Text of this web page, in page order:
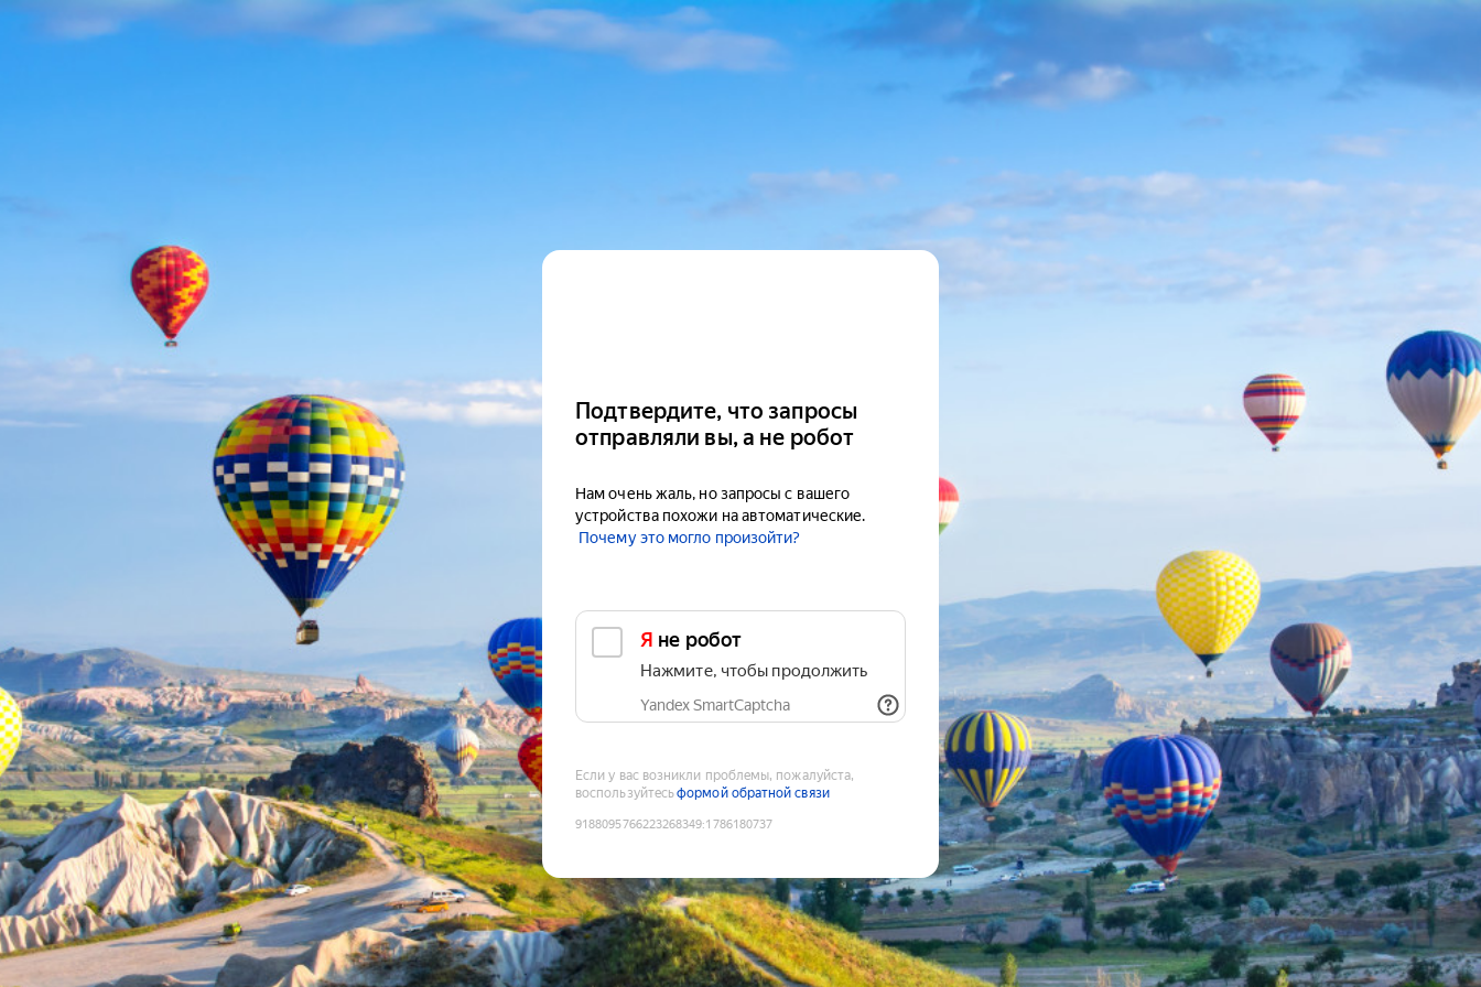
Подтвердите, что запросы
отправляли вы, а не робот
Нам очень жаль, но запросы с вашего
устройства похожи на автоматические.
Почему это могло произойти?
Я не робот
Нажмите, чтобы продолжить
Yandex SmartCaptcha
Если у вас возникли проблемы, пожалуйста,
воспользуйтесьформой обратной связи
9188095766223268349:1786180737